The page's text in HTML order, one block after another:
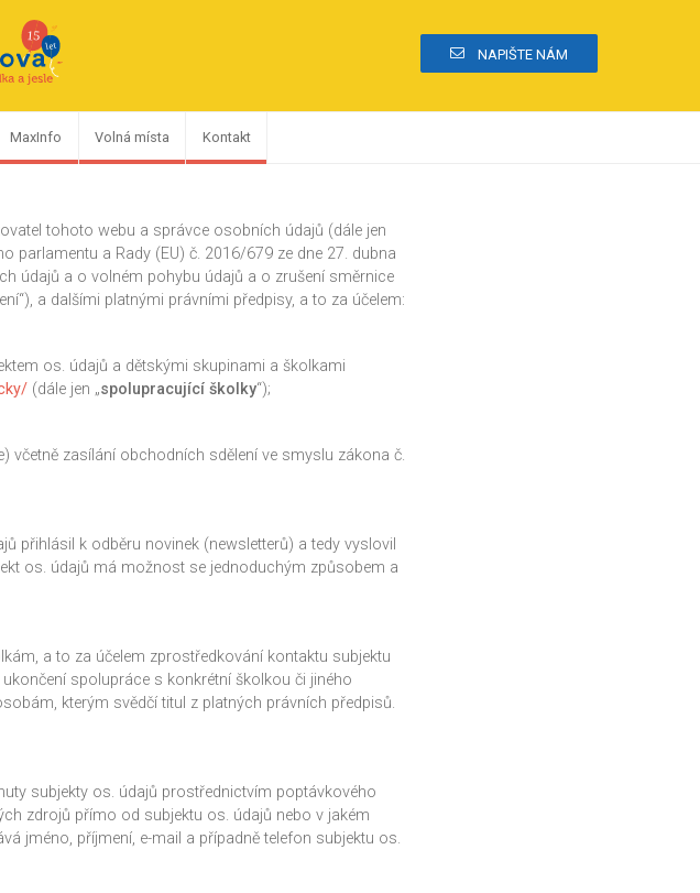
NAPIŠTE NÁM
MaxInfo Volná místa Kontakt
tohoto webu a správce osobních údajů (dále jen
parlamentu a Rady (EU) č. 2016/679 ze dne 27. dubna
údajů a o volném pohybu údajů a o zrušení směrnice
a dalšími platnými právními předpisy, a to za účelem:
os. údajů a dětskými skupinami a školkami
(dále jen „spolupracující školky“);
včetně zasílání obchodních sdělení ve smyslu zákona č.
přihlásil k odběru novinek (newsletterů) a tedy vyslovil
os. údajů má možnost se jednoduchým způsobem a
a to za účelem zprostředkování kontaktu subjektu
spolupráce s konkrétní školkou či jiného
kterým svědčí titul z platných právních předpisů.
subjekty os. údajů prostřednictvím poptávkového
zdrojů přímo od subjektu os. údajů nebo v jakém
jméno, příjmení, e-mail a případně telefon subjektu os.